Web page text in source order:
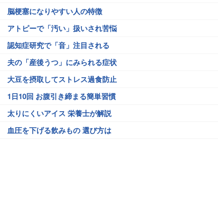
脳梗塞になりやすい人の特徴
アトピーで「汚い」扱いされ苦悩
認知症研究で「音」注目される
夫の「産後うつ」にみられる症状
大豆を摂取してストレス過食防止
1日10回 お腹引き締まる簡単習慣
太りにくいアイス 栄養士が解説
血圧を下げる飲みもの 選び方は